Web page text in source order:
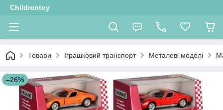
Childrentoy
Товари Іграшковий транспорт Металеві моделі
–26%